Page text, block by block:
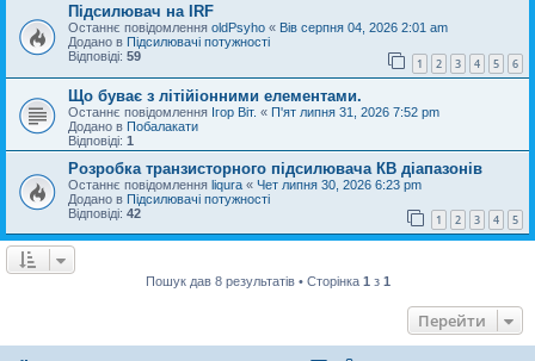
Підсилювач на IRF
Останнє повідомлення oldPsyho « Вів серпня 04, 2026 2:01 am
Додано в Підсилювачі потужності
Відповіді: 59 1 2 3 4 5 6
Що буває з літійіонними елементами.
Останнє повідомлення Ігор Віт. « П'ят липня 31, 2026 7:52 pm
Додано в Побалакати
Відповіді: 1
Розробка транзисторного підсилювача КВ діапазонів
Останнє повідомлення liqura « Чет липня 30, 2026 6:23 pm
Додано в Підсилювачі потужності
Відповіді: 42 1 2 3 4 5
Пошук дав 8 результатів • Сторінка 1 з 1
Перейти